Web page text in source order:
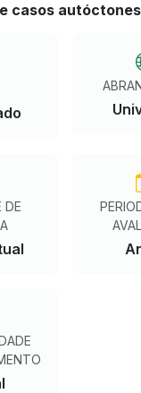
casos
DE